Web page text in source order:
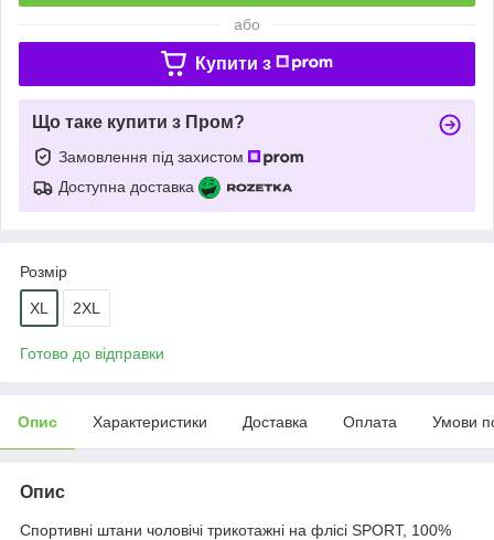
або
Купити з
Що таке купити з Пром?
Замовлення під захистом
Доступна доставка
Розмір
XL 2XL
Готово до відправки
Опис Характеристики Доставка Оплата Умови
Опис
Спортивні штани чоловічі трикотажні на флісі SPORT, 100%